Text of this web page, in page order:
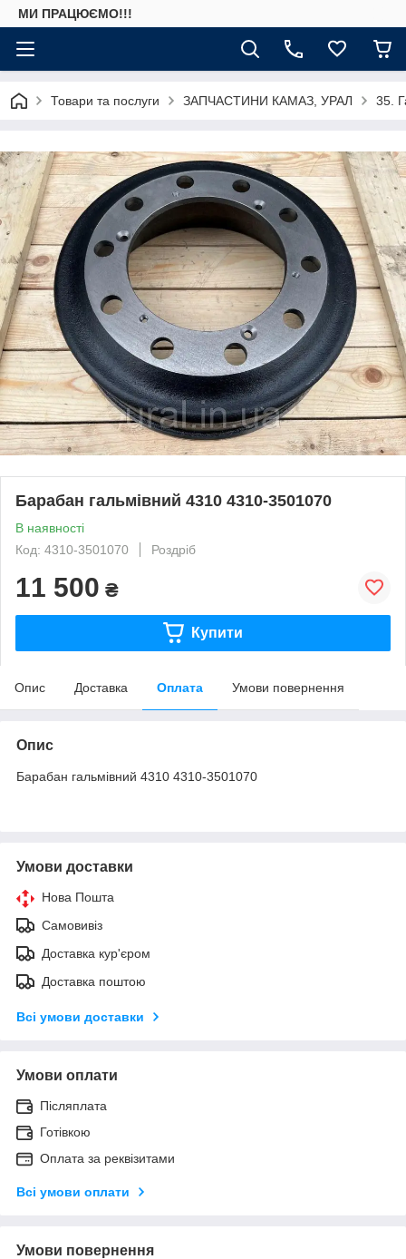
МИ ПРАЦЮЄМО!!!
Товари та послуги ЗАПЧАСТИНИ КАМАЗ, УРАЛ 35.
Барабан гальмівний 4310 4310-3501070
В наявності
Код: 4310-3501070
Роздріб
11 500 ₴
Купити
Опис Доставка Оплата Умови повернення
Опис
Барабан гальмівний 4310 4310-3501070
Умови доставки
Нова Пошта
Самовивіз
Доставка кур'єром
Доставка поштою
Всі умови доставки
Умови оплати
Післяплата
Готівкою
Оплата за реквізитами
Всі умови оплати
Умови повернення